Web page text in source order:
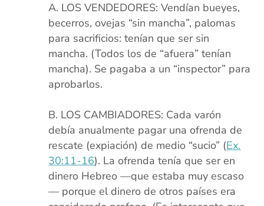
LOS VENDEDORES: Vendían bueyes,
becerros, ovejas “sin mancha”, palomas
para sacrificios: tenían que ser sin
mancha. (Todos los de “afuera” tenían
mancha). Se pagaba a un “inspector” para
aprobarlos.
LOS CAMBIADORES: Cada varón
debía anualmente pagar una ofrenda de
rescate (expiación) de medio “sucio” (Ex.
30:11-16). La ofrenda tenía que ser en
dinero Hebreo —que estaba muy escaso
— porque el dinero de otros países era